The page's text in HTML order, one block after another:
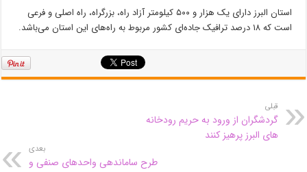
استان البرز دارای یک هزار و ۵۰۰ کیلومتر آزاد راه، بزرگراه، راه اصلی و فرعی
است که ۱۸ درصد ترافیک جاده‌ای کشور مربوط به راه‌های این استان می‌باشد.
قبلی
گردشگران از ورود به حریم رودخانه
های البرز پرهیز کنند
بعدی
طرح ساماندهی واحدهای صنفی و